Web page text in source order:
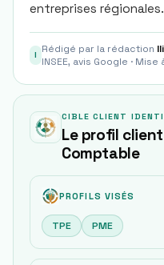
entreprises régionales.
I Rédigé par la rédaction
INSEE, avis Google ·
CIBLE CLIENT
Le profil
Comptable
PROFILS VISÉS
TPE PME